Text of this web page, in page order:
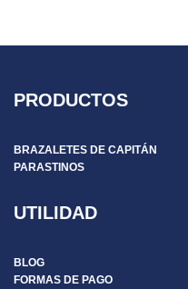
PRODUCTOS
BRAZALETES DE CAPITÁN
PARASTINOS
UTILIDAD
BLOG
FORMAS DE PAGO